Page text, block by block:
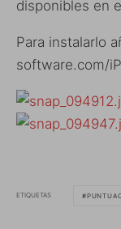
disponibles en
Para instalarlo
software.com/
ETIQUETAS